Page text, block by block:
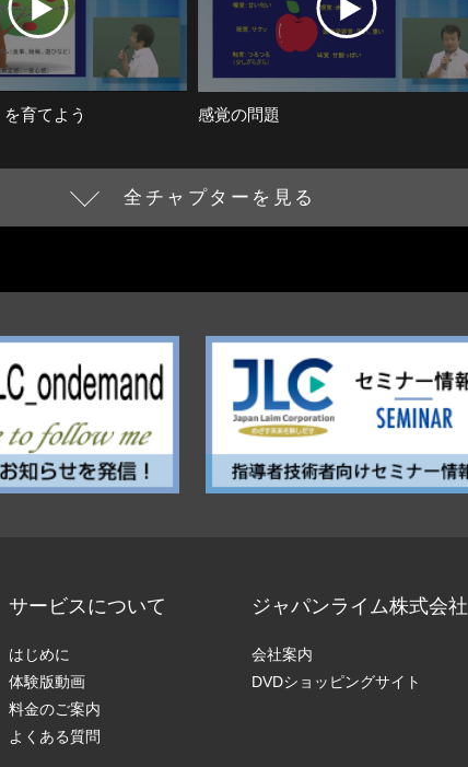
を育てよう 感覚の問題
全チャプターを見る
サービスについて
はじめに
体験版動画
料金のご案内
よくある質問
ジャパンライム株式会社
会社案内
DVDショッピングサイト